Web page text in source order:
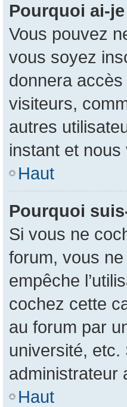
Pourquoi ai-
Vous pouvez
vous soyez
donnera
visiteurs,
autres
instant et
Haut
Pourquoi
Si vous ne
forum, vous
empêche
cochez cette
au forum par
université,
administrateur
Haut